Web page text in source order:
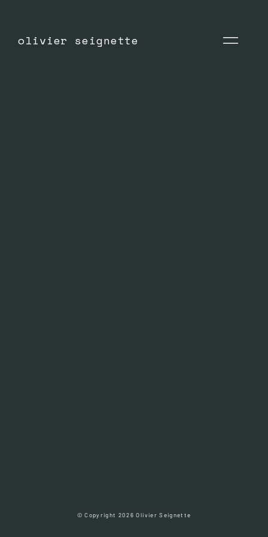
olivier seignette
© Copyright 2026 Olivier Seignette